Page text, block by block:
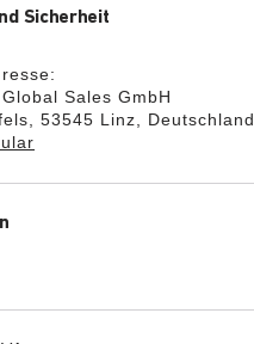
Sicherheit
Sales GmbH
53545 Linz, Deutschland